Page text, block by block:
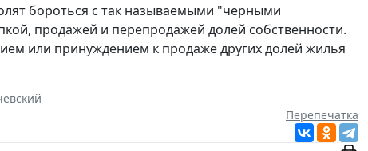
бороться с так называемыми "черными
продажей и перепродажей долей собственности.
или принуждением к продаже других долей жилья
Перепечатка